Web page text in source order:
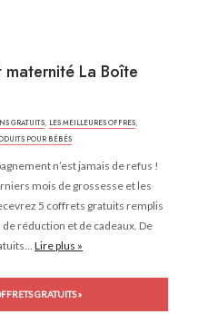
La Boîte
GRATUITS, LES MEILLEURES OFFRES,
POUR BÉBÉS
n’est jamais de refus !
mois de grossesse et les
5 coffrets gratuits remplis
réduction et de cadeaux. De
Lire plus »
GRATUITS »